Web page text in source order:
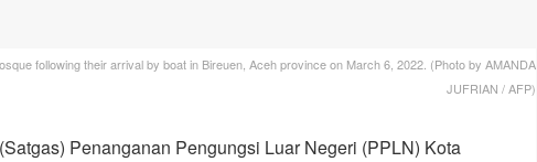
following their arrival by boat in Bireuen, Aceh province on March 6, 2022. (Photo by AMANDA
JUFRIAN / AFP)
Penanganan Pengungsi Luar Negeri (PPLN) Kota